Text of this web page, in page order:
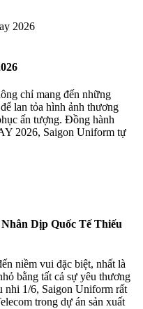
chỉ mang đến những
lan tỏa hình ảnh thương
ấn tượng. Đồng hành
2026, Saigon Uniform tự
Dịp Quốc Tế Thiếu
niềm vui đặc biệt, nhất là
bằng tất cả sự yêu thương
nhi 1/6, Saigon Uniform rất
trong dự án sản xuất